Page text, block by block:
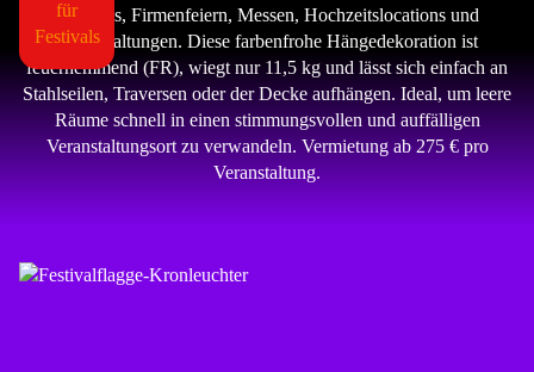
Festivals, Firmenfeiern, Messen, Hochzeitslocations und
Veranstaltungen. Diese farbenfrohe Hängedekoration ist
feuerhemmend (FR), wiegt nur 11,5 kg und lässt sich einfach an
Stahlseilen, Traversen oder der Decke aufhängen. Ideal, um leere
Räume schnell in einen stimmungsvollen und auffälligen
Veranstaltungsort zu verwandeln. Vermietung ab 275 € pro
Veranstaltung.